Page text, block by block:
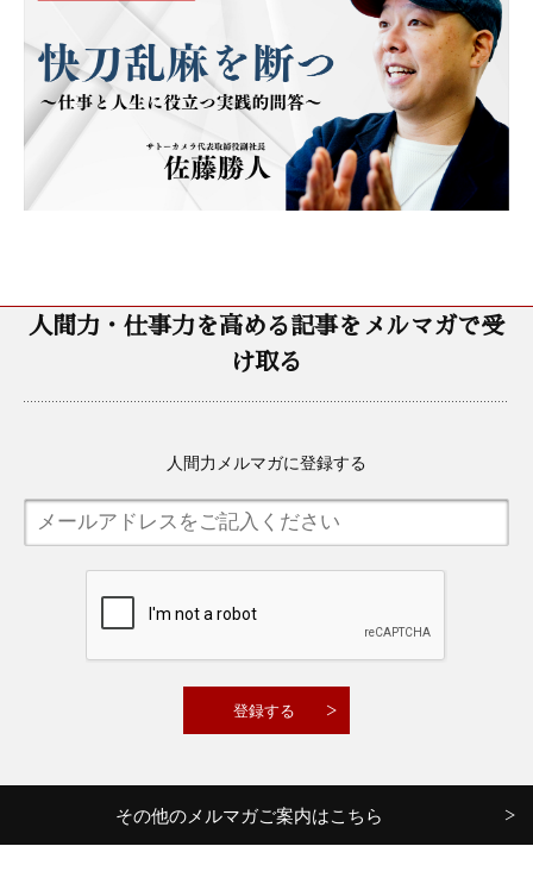
人間力・仕事力を高める記事をメルマガで受
け取る
人間力メルマガに登録する
その他のメルマガご案内はこちら